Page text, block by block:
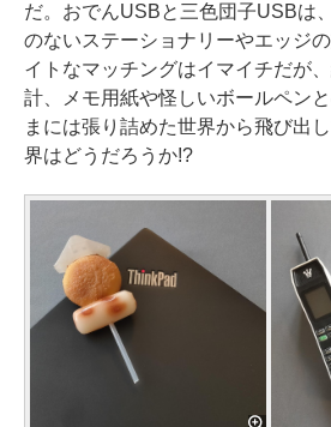
だ。おでんUSBと三色団子USBは
のないステーショナリーやエッジ
イトなマッチングはイマイチだが
計、メモ用紙や怪しいボールペン
まには張り詰めた世界から飛び出
界はどうだろうか!?